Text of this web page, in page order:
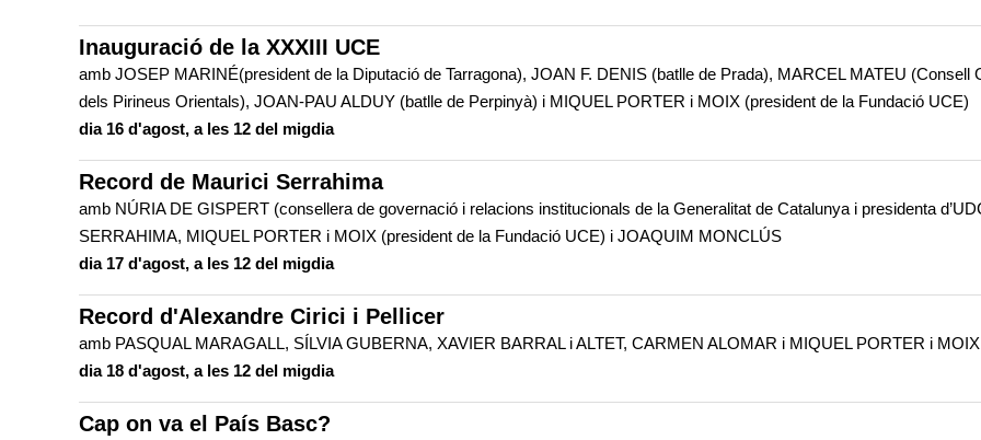
Inauguració de la XXXIII UCE
amb JOSEP MARINÉ(president de la Diputació de Tarragona), JOAN F. DENIS (batlle de Prada), MARCEL MATEU (Consell
dels Pirineus Orientals), JOAN-PAU ALDUY (batlle de Perpinyà) i MIQUEL PORTER i MOIX (president de la Fundació UCE)
dia 16 d'agost, a les 12 del migdia
Record de Maurici Serrahima
amb NÚRIA DE GISPERT (consellera de governació i relacions institucionals de la Generalitat de Catalunya i presidenta
SERRAHIMA, MIQUEL PORTER i MOIX (president de la Fundació UCE) i JOAQUIM MONCLÚS
dia 17 d'agost, a les 12 del migdia
Record d'Alexandre Cirici i Pellicer
amb PASQUAL MARAGALL, SÍLVIA GUBERNA, XAVIER BARRAL i ALTET, CARMEN ALOMAR i MIQUEL PORTER i MOIX
dia 18 d'agost, a les 12 del migdia
Cap on va el País Basc?